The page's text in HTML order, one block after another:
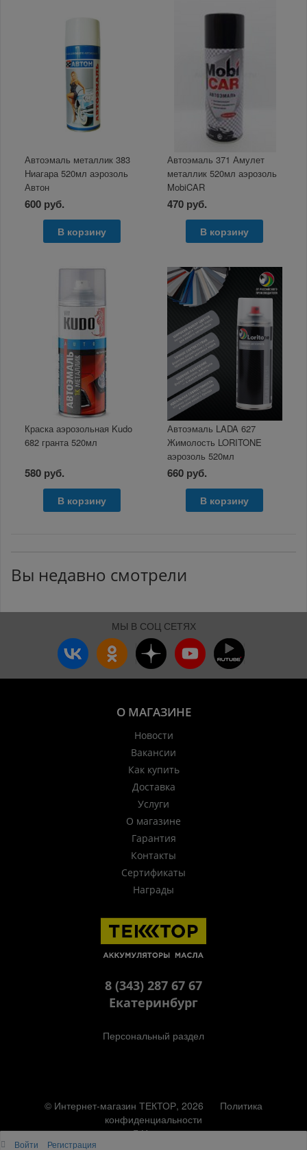
Автоэмаль металлик 383
Ниагара 520мл аэрозоль
Автон
600 руб.
В корзину
Автоэмаль 371 Амулет
металлик 520мл аэрозоль
MobiCAR
470 руб.
В корзину
Краска аэрозольная Kudo
682 гранта 520мл
580 руб.
В корзину
Автоэмаль LADA 627
Жимолость LORITONE
аэрозоль 520мл
660 руб.
В корзину
Вы недавно смотрели
МЫ В СОЦ СЕТЯХ
О МАГАЗИНЕ
Новости
Вакансии
Как купить
Доставка
Услуги
О магазине
Гарантия
Контакты
Сертификаты
Награды
8 (343) 287 67 67
Екатеринбург
Персональный раздел
© Интернет-магазин ТЕКТОР, 2026
Политика
конфиденциальности
Наверх
Войти Регистрация